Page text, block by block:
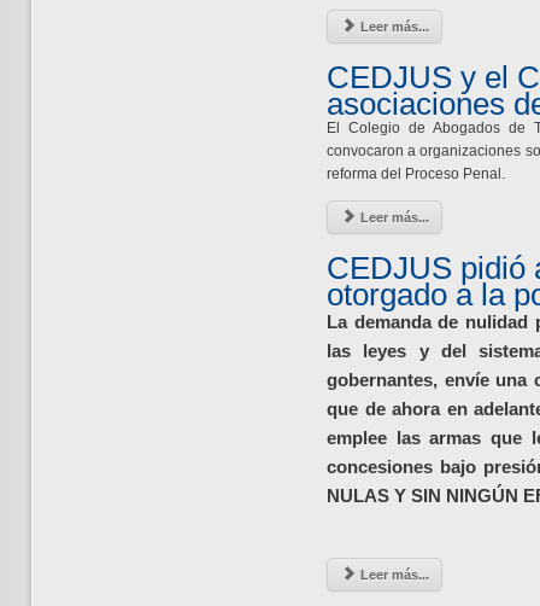
Leer más...
CEDJUS y el
asociaciones
El Colegio de Abogados de
convocaron a organizaciones
reforma del Proceso Penal.
Leer más...
CEDJUS pidió
otorgado a la
La demanda de
las leyes y del
gobernantes, envíe una
que de ahora en
emplee las armas que
concesiones bajo
NULAS Y SIN NINGÚN
Leer más...